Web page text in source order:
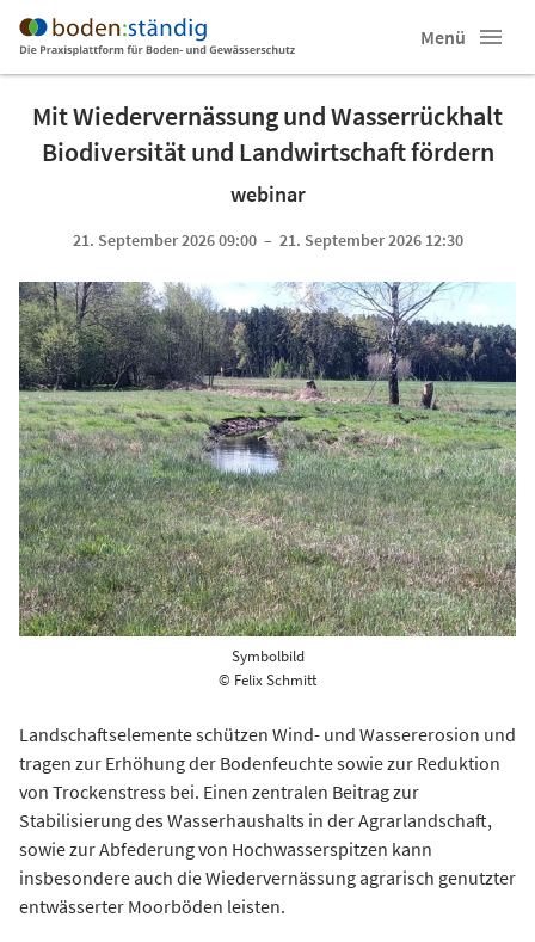
Menü
Mit Wiedervernässung und Wasserrückhalt
Biodiversität und Landwirtschaft fördern
webinar
21. September 2026 09:00 – 21. September 2026 12:30
Symbolbild
© Felix Schmitt
Landschaftselemente schützen Wind- und Wassererosion und
tragen zur Erhöhung der Bodenfeuchte sowie zur Reduktion
von Trockenstress bei. Einen zentralen Beitrag zur
Stabilisierung des Wasserhaushalts in der Agrarlandschaft,
sowie zur Abfederung von Hochwasserspitzen kann
insbesondere auch die Wiedervernässung agrarisch genutzter
entwässerter Moorböden leisten.